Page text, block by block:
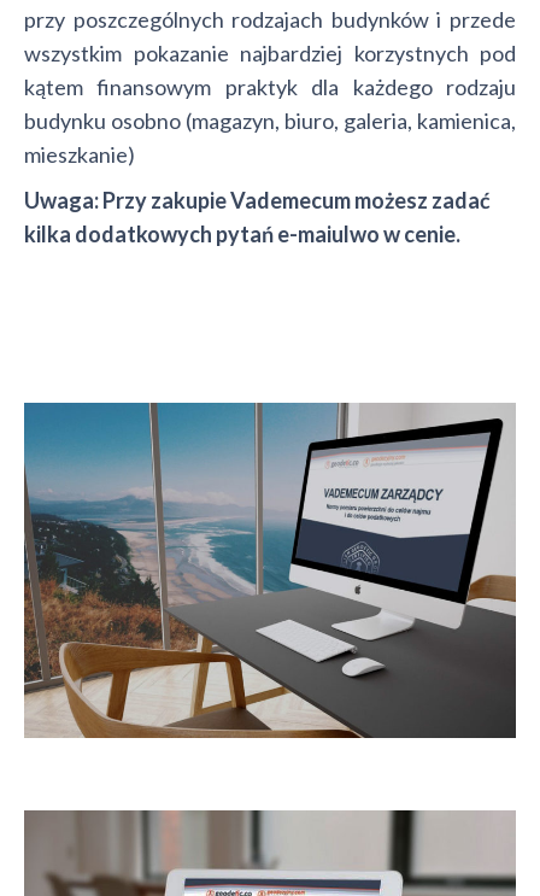
przy poszczególnych rodzajach budynków i przede
wszystkim pokazanie najbardziej korzystnych pod
kątem finansowym praktyk dla każdego rodzaju
budynku osobno (magazyn, biuro, galeria, kamienica,
mieszkanie)
Uwaga: Przy zakupie Vademecum możesz zadać
kilka dodatkowych pytań e-maiulwo w cenie.